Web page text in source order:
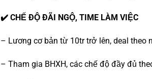
✔️ CHẾ ĐỘ ĐÃI NGỘ, TIME LÀM VIỆC
– Lương cơ bản từ 10tr trở lên, deal theo
– Tham gia BHXH, các chế độ đầy đủ